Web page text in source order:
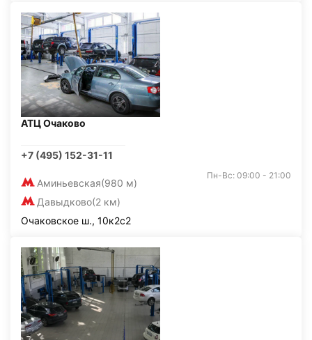
АТЦ Очаково
+7 (495) 152-31-11
Аминьевская(980 м)
Давыдково(2 км)
Пн-Вс: 09:00 - 21:00
Очаковское ш., 10к2с2